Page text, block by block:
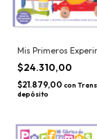
Mis Primeros
$24.310,00
$21.879,00 con
depósito